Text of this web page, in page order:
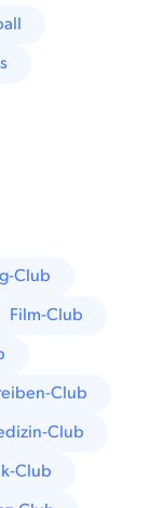
Club
Film-Club
Club
Club
Club